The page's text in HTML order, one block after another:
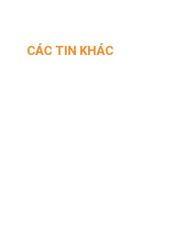
CÁC TIN KHÁC